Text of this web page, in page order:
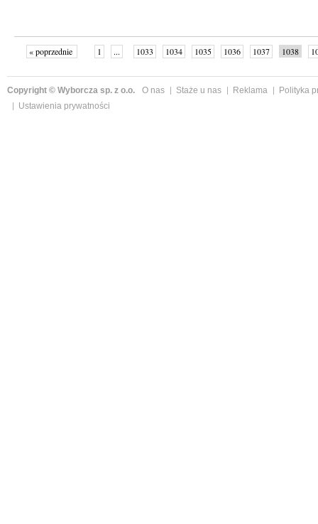
« poprzednie 1 ... 1033 1034 1035 1036 1037 1038
Copyright © Wyborcza sp. z o.o. O nas Staże u nas Reklama
Polityka
Ustawienia prywatności